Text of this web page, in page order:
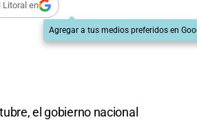
Litoral en
Agregar a tus medios preferidos en
el gobierno nacional